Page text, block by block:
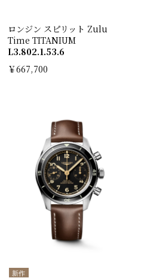
ロンジン スピリット Zulu
Time TITANIUM
L3.802.1.53.6
￥667,700
新作